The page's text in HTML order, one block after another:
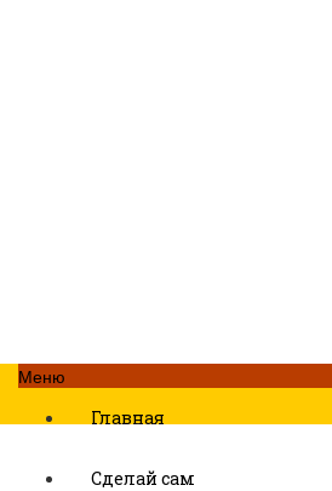
Меню
Главная
Сделай сам